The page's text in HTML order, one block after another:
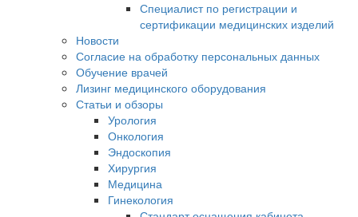
Специалист по регистрации и
сертификации медицинских изделий
Новости
Согласие на обработку персональных данных
Обучение врачей
Лизинг медицинского оборудования
Статьи и обзоры
Урология
Онкология
Эндоскопия
Хирургия
Медицина
Гинекология